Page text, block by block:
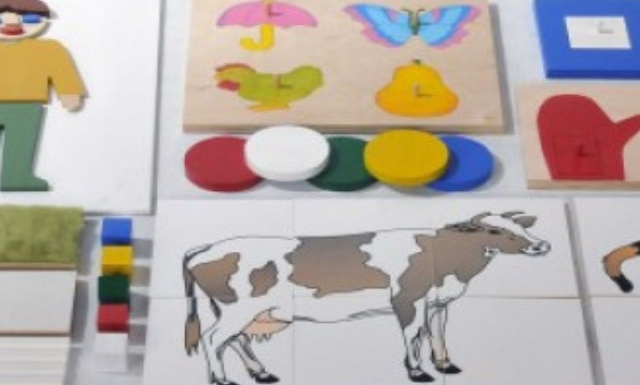
Środowiskowy Dom Samopomocy
im. Doktora Piotra Janaszka w Koninie
Czytaj więcej...
FLAGI NARODOWEJ